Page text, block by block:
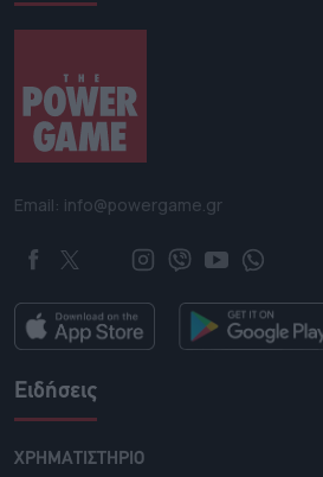
Email: info@powergame.gr
Ειδήσεις
ΧΡΗΜΑΤΙΣΤΗΡΙΟ